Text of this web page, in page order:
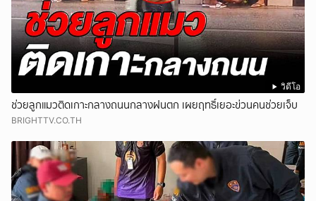
วิดีโอ
ช่วยลูกแมวติดเกาะกลางถนนกลางฝนตก เผยฤทธิ์เยอะข่วนคนช่วยเจ็บ
BRIGHTTV.CO.TH